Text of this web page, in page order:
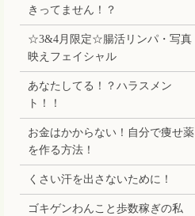
きってません！？
☆3&4月限定☆腸活リンパ・写真
映えフェイシャル
あなたしてる！？ハラスメン
ト！！
お金はかからない！自分で痩せ薬
を作る方法！
くさい汗を出さないために！
ゴキゲンわんこと歩数稼ぎの私